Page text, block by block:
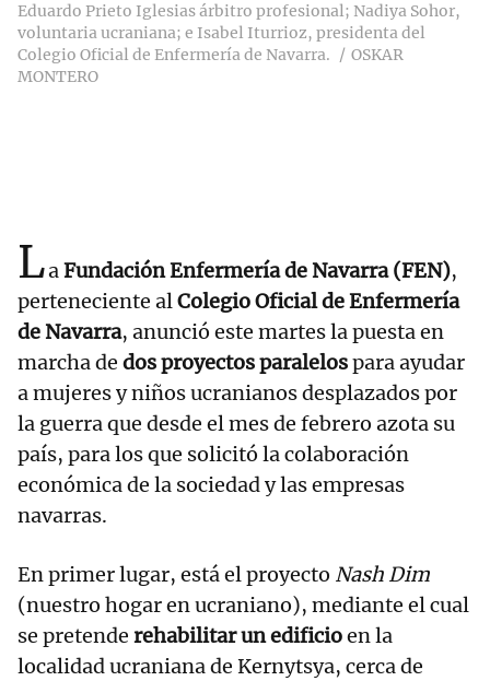
Eduardo Prieto Iglesias árbitro profesional; Nadiya Sohor,
voluntaria ucraniana; e Isabel Iturrioz, presidenta del
Colegio Oficial de Enfermería de Navarra.
OSKAR
MONTERO
LaFundación Enfermería de Navarra (FEN),
perteneciente alColegio Oficial de Enfermería
de Navarra, anunció este martes la puesta en
marcha de dos proyectos paralelospara ayudar
a mujeres y niños ucranianos desplazados por
la guerra que desde el mes de febrero azota su
país, para los que solicitó la colaboración
económica de la sociedad y las empresas
navarras.
En primer lugar, está el proyecto Nash Dim
(nuestro hogar en ucraniano), mediante el cual
se pretende rehabilitar un edificioen la
localidad ucraniana de Kernytsya, cerca de